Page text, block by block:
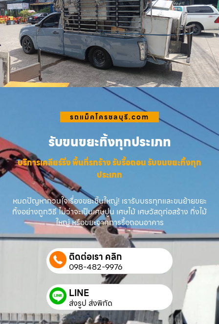
รถแม็คโครชลบุรี.com
รับขนขยะทิ้งทุกประเภท
บริการเคลียร์ริ่ง พื้นที่รกร้าง รับรื้อถอน รับขนขยะทิ้งทุก
ประเภท
หมดปัญหากวนใจเรื่องขยะชิ้นใหญ่! เรารับบรรทุกและขนย้ายขยะ
ทิ้งอย่างถูกวิธี ไม่ว่าจะเป็นเศษปูน เศษไม้ เศษวัสดุก่อสร้าง กิ่งไม้
ใหญ่ หรือขยะจากการรื้อถอนอาคาร
ติดต่อเรา คลิก
098-482-9976
LINE
ส่งรูป ส่งพิกัด